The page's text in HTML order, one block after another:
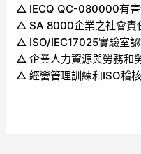
△ IECQ QC-080000有害
△ SA 8000企業之社會責
△ ISO/IEC17025實驗室認
△ 企業人力資源與勞務和
△ 經營管理訓練和ISO稽